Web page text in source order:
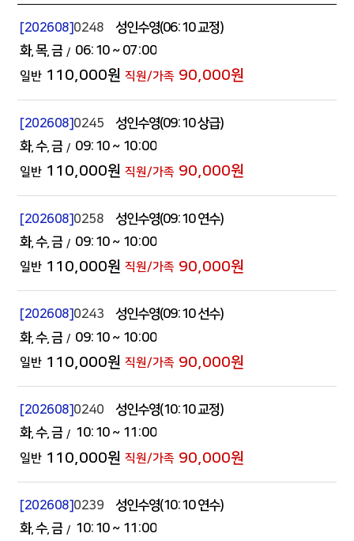
[202608]0248
성인수영(06:10 교정)
화 목 금 06:10 ~ 07:00
110,000원 90,000원
[202608]0245
성인수영(09:10 상급)
화 수 금 09:10 ~ 10:00
110,000원 90,000원
[202608]0258
성인수영(09:10 연수)
화 수 금 09:10 ~ 10:00
110,000원 90,000원
[202608]0243
성인수영(09:10 선수)
화 수 금 09:10 ~ 10:00
110,000원 90,000원
[202608]0240
성인수영(10:10 교정)
화 수 금 10:10 ~ 11:00
110,000원 90,000원
[202608]0239
성인수영(10:10 연수)
화 수 금 10:10 ~ 11:00